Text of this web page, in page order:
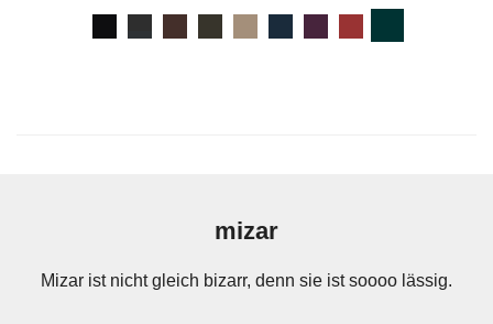
mizar
Mizar ist nicht gleich bizarr, denn sie ist soooo lässig.